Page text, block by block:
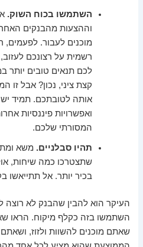
השתמשו בכוח השוק.
וההצעות מהבנקים
מוכנים לעבור. לפעמים,
רשמית על רצונכם
לכם תנאים טובים יותר
קצת ציני, נכון? אבל זו
אותה לטובתכם. תמיד יש
ואפשרויות פיננסיות
המסורתי שלכם.
תהיו סבלניים. משא
שתצטרכו כמה שיחות,
בכיר יותר. אל תתייאשו
העיקר הוא להבין שהבנק לא רוצה
השתמשו בזה כקלף מיקוח. הראו
שאתם מוכנים להשוות ולזוז,